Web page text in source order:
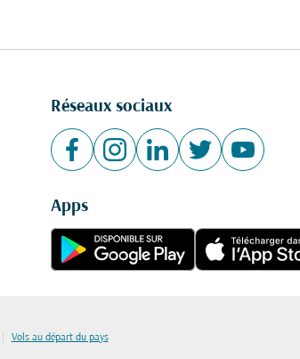
Réseaux sociaux
Apps
| Vols au départ du pays